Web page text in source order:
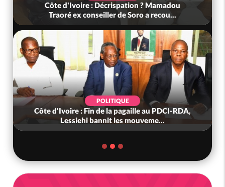
Côte d'Ivoire : Décrispation ? Mamadou
Traoré ex conseiller de Soro a recou...
POLITIQUE
Côte d'Ivoire : Fin de la pagaille au PDCI-RDA,
Lessiehi bannit les mouveme...